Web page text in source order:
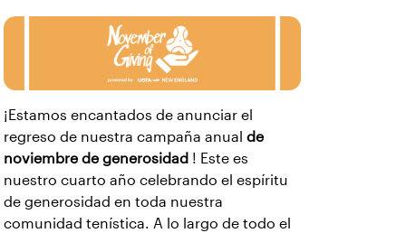
¡Estamos encantados de anunciar el
regreso de nuestra campaña anual de
noviembre de generosidad ! Este es
nuestro cuarto año celebrando el espíritu
de generosidad en toda nuestra
comunidad tenística. A lo largo de todo el